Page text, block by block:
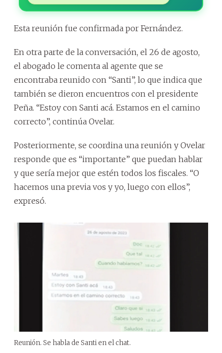
Esta reunión fue confirmada por Fernández.
En otra parte de la conversación, el 26 de agosto,
el abogado le comenta al agente que se
encontraba reunido con “Santi”, lo que indica que
también se dieron encuentros con el presidente
Peña. “Estoy con Santi acá. Estamos en el camino
correcto”, continúa Ovelar.
Posteriormente, se coordina una reunión y Ovelar
responde que es “importante” que puedan hablar
y que sería mejor que estén todos los fiscales. “O
hacemos una previa vos y yo, luego con ellos”,
expresó.
Reunión. Se habla de Santi en el chat.